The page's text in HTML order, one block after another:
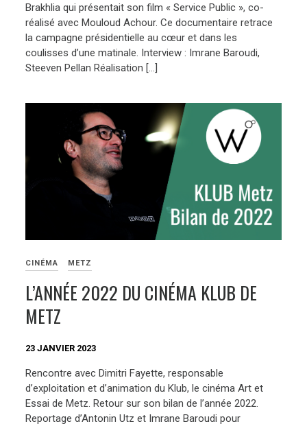
Brakhlia qui présentait son film « Service Public », co-
réalisé avec Mouloud Achour. Ce documentaire retrace
la campagne présidentielle au cœur et dans les
coulisses d’une matinale. Interview : Imrane Baroudi,
Steeven Pellan Réalisation […]
CINÉMA METZ
L’ANNÉE 2022 DU CINÉMA KLUB DE
METZ
23 JANVIER 2023
Rencontre avec Dimitri Fayette, responsable
d’exploitation et d’animation du Klub, le cinéma Art et
Essai de Metz. Retour sur son bilan de l’année 2022.
Reportage d’Antonin Utz et Imrane Baroudi pour